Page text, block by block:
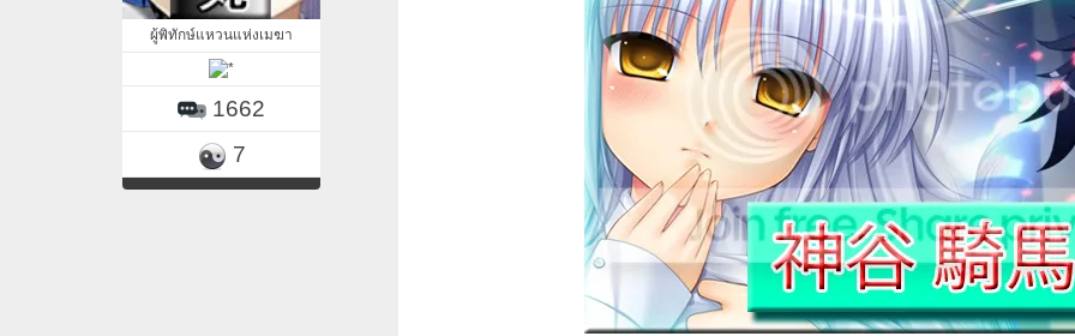
ผู้พิทักษ์แหวนแห่งเมฆา
1662
7